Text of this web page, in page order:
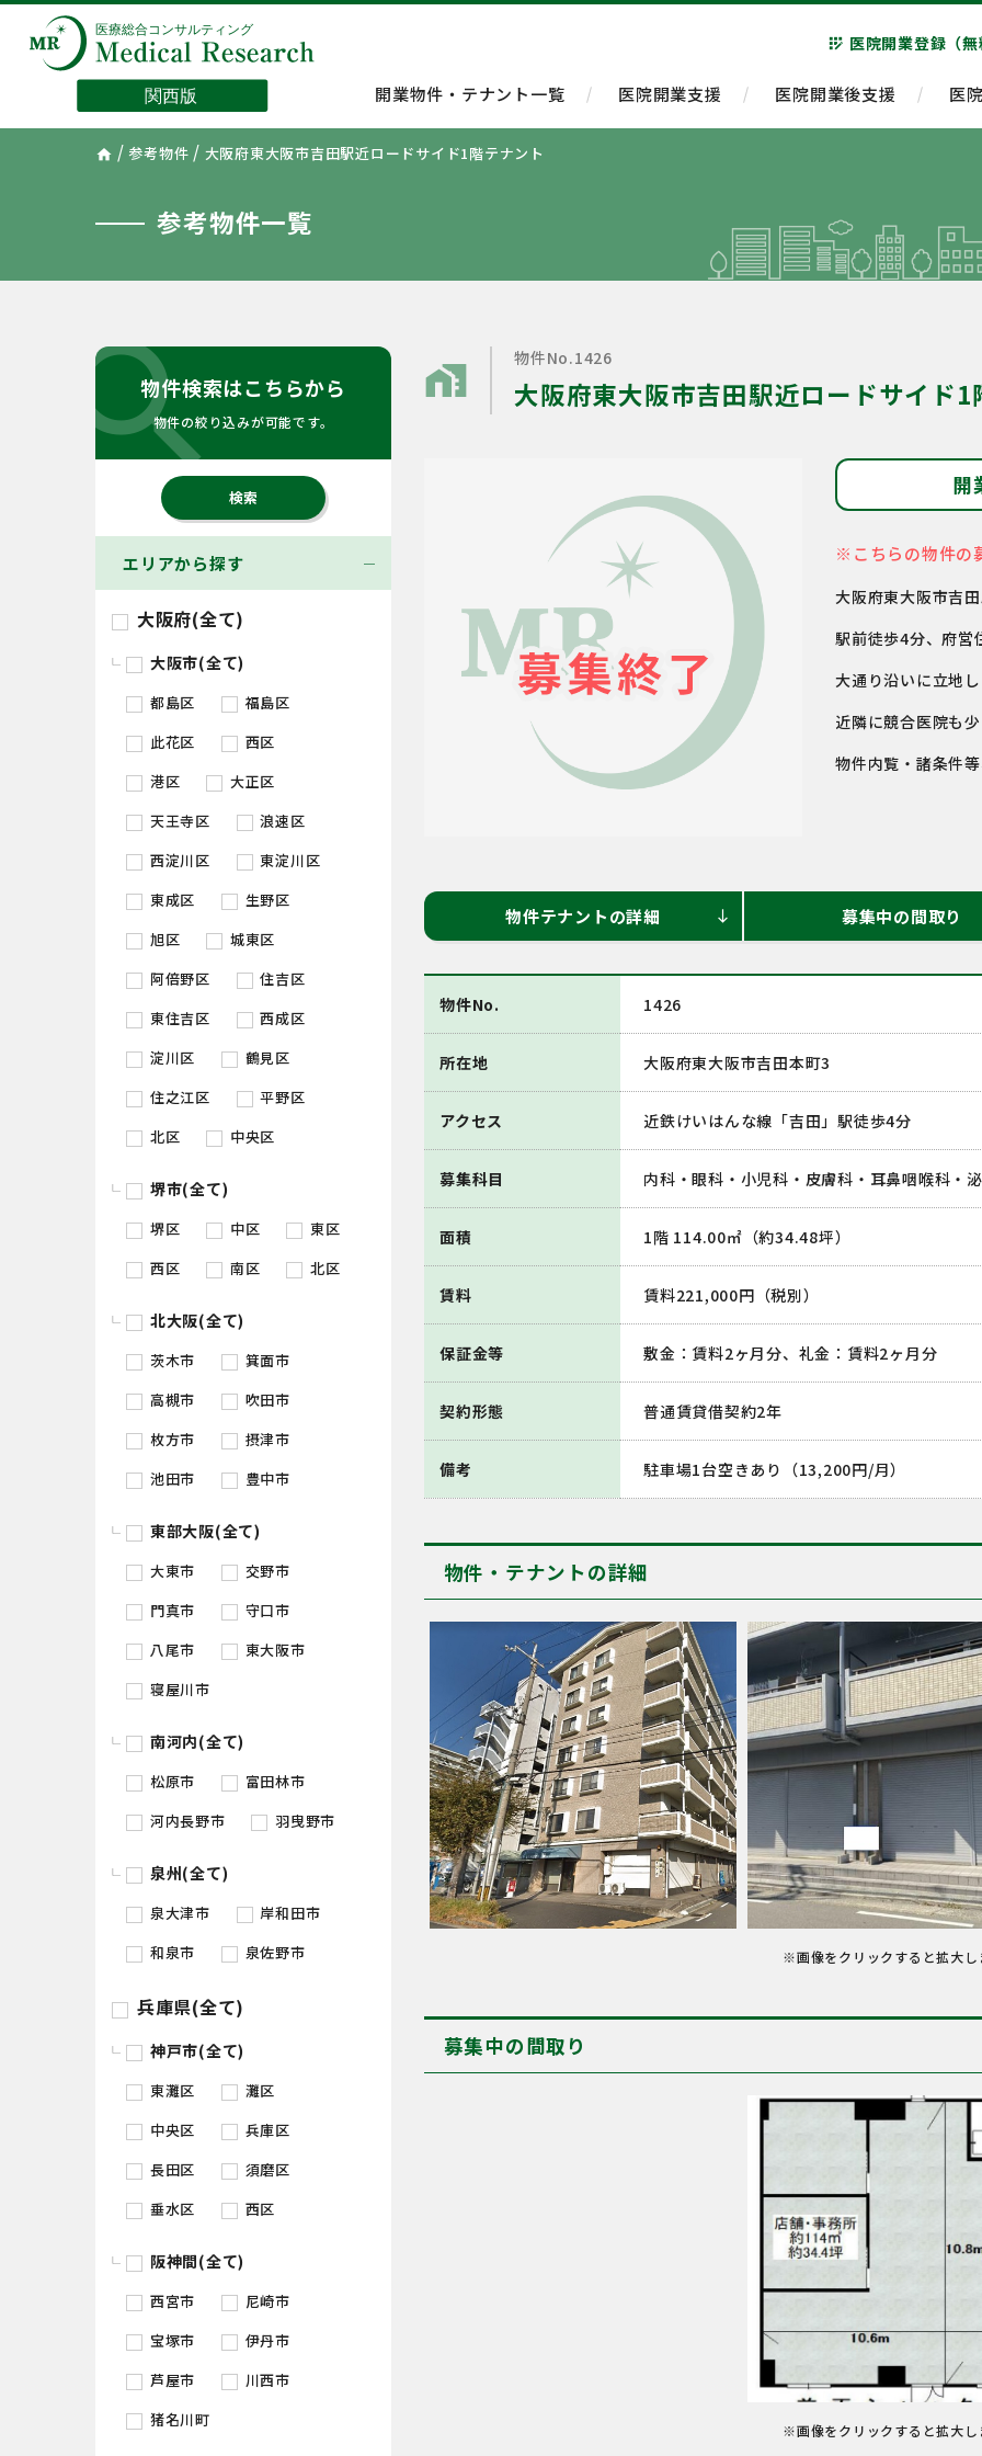
app_registration 医院開業登録（
開業物件・テナント一覧 医院開業支援 医院開業後支援 医
home /参考物件 / 大阪府東大阪市吉田駅近ロードサイド1階テナント
参考物件一覧
物件検索はこちらから
物件の絞り込みが可能です。
search
エリアから探す
大阪府(全て)
大阪市(全て)
都島区
福島区
此花区
西区
港区
大正区
天王寺区
浪速区
西淀川区
東淀川区
東成区
生野区
旭区
城東区
阿倍野区
住吉区
東住吉区
西成区
淀川区
鶴見区
住之江区
平野区
北区
中央区
堺市(全て)
堺区 中区
東区
西区
南区 北区
北大阪(全て)
茨木市
箕面市
高槻市
吹田市
枚方市
摂津市
池田市
豊中市
東部大阪(全て)
大東市
交野市
門真市
守口市
八尾市
東大阪市
寝屋川市
南河内(全て)
松原市
富田林市
河内長野市
羽曳野市
泉州(全て)
泉大津市
岸和田市
和泉市
泉佐野市
兵庫県(全て)
神戸市(全て)
東灘区
灘区
中央区
兵庫区
長田区
須磨区
垂水区
西区
阪神間(全て)
西宮市
尼崎市
宝塚市
伊丹市
芦屋市
川西市
猪名川町
home_work
物件No.1426
大阪府東大阪市吉田駅近ロードサイド1
開
※こちらの物件の
大阪府東大阪市吉
駅前徒歩4分、府営
大通り沿いに立地
近隣に競合医院も
物件内覧・諸条件
物件テナントの詳細 south 募集中の間取り
物件No. 1426
所在地 大阪府東大阪市吉田本町3
アクセス 近鉄けいはんな線「吉田」駅徒歩4分
募集科目 内科・眼科・小児科・皮膚科・耳鼻咽喉科・
面積 1階 114.00㎡（約34.48坪）
賃料 賃料221,000円（税別）
保証金等 敷金：賃料2ヶ月分、礼金：賃料2ヶ月分
契約形態 普通賃貸借契約2年
備考 駐車場1台空きあり（13,200円/月）
物件・テナントの詳細
※画像をクリックすると拡大し
募集中の間取り
※画像をクリックすると拡大し